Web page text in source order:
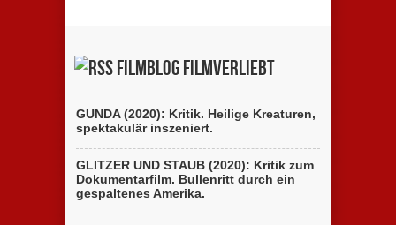
Filmblog filmverliebt
GUNDA (2020): Kritik. Heilige Kreaturen,
spektakulär inszeniert.
GLITZER UND STAUB (2020): Kritik zum
Dokumentarfilm. Bullenritt durch ein
gespaltenes Amerika.